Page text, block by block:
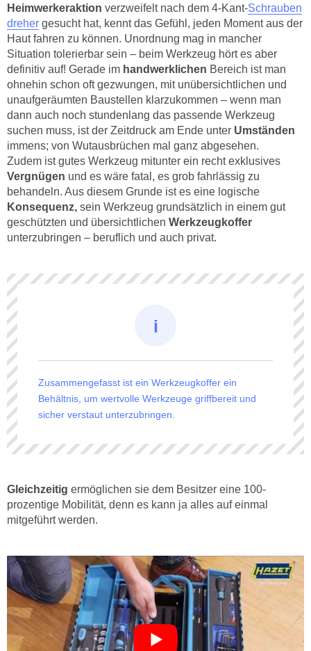
Heimwerkeraktion verzweifelt nach dem 4-Kant-Schrauben
dreher gesucht hat, kennt das Gefühl, jeden Moment aus der
Haut fahren zu können. Unordnung mag in mancher
Situation tolerierbar sein – beim Werkzeug hört es aber
definitiv auf! Gerade im handwerklichen Bereich ist man
ohnehin schon oft gezwungen, mit unübersichtlichen und
unaufgeräumten Baustellen klarzukommen – wenn man
dann auch noch stundenlang das passende Werkzeug
suchen muss, ist der Zeitdruck am Ende unter Umständen
immens; von Wutausbrüchen mal ganz abgesehen.
Zudem ist gutes Werkzeug mitunter ein recht exklusives
Vergnügen und es wäre fatal, es grob fahrlässig zu
behandeln. Aus diesem Grunde ist es eine logische
Konsequenz, sein Werkzeug grundsätzlich in einem gut
geschützten und übersichtlichen Werkzeugkoffer
unterzubringen – beruflich und auch privat.
Zusammengefasst ist ein Werkzeugkoffer ein
Behältnis, um wertvolle Werkzeuge griffbereit und
sicher verstaut unterzubringen.
Gleichzeitig ermöglichen sie dem Besitzer eine 100-
prozentige Mobilität, denn es kann ja alles auf einmal
mitgeführt werden.